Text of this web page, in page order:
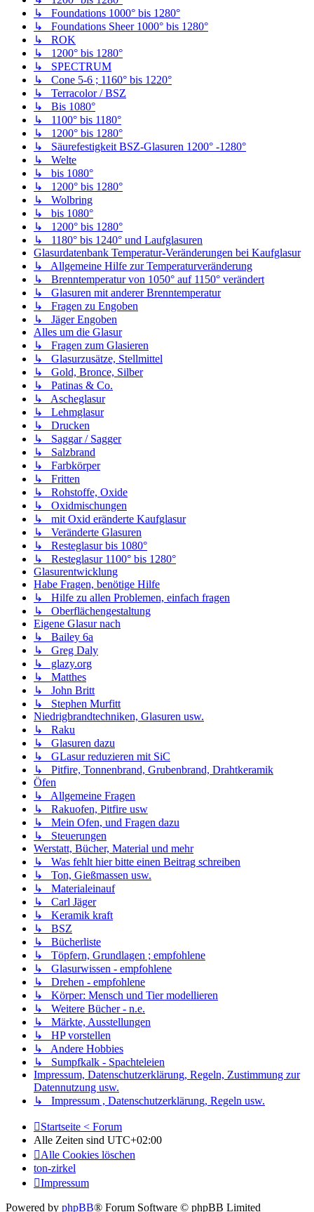
↳ Foundations 1000° bis 1280°
↳ Foundations Sheer 1000° bis 1280°
↳ ROK
↳ 1200° bis 1280°
↳ SPECTRUM
↳ Cone 5-6 ; 1160° bis 1220°
↳ Terracolor / BSZ
↳ Bis 1080°
↳ 1100° bis 1180°
↳ 1200° bis 1280°
↳ Säurefestigkeit BSZ-Glasuren 1200° -1280°
↳ Welte
↳ bis 1080°
↳ 1200° bis 1280°
↳ Wolbring
↳ bis 1080°
↳ 1200° bis 1280°
↳ 1180° bis 1240° und Laufglasuren
Glasurdatenbank Temperatur-Veränderungen bei Kaufglasur
↳ Allgemeine Hilfe zur Temperaturveränderung
↳ Brenntemperatur von 1050° auf 1150° verändert
↳ Glasuren mit anderer Brenntemperatur
↳ Fragen zu Engoben
↳ Jäger Engoben
Alles um die Glasur
↳ Fragen zum Glasieren
↳ Glasurzusätze, Stellmittel
↳ Gold, Bronce, Silber
↳ Patinas & Co.
↳ Ascheglasur
↳ Lehmglasur
↳ Drucken
↳ Saggar / Sagger
↳ Salzbrand
↳ Farbkörper
↳ Fritten
↳ Rohstoffe, Oxide
↳ Oxidmischungen
↳ mit Oxid eränderte Kaufglasur
↳ Veränderte Glasuren
↳ Resteglasur bis 1080°
↳ Resteglasur 1100° bis 1280°
Glasurentwicklung
Habe Fragen, benötige Hilfe
↳ Hilfe zu allen Problemen, einfach fragen
↳ Oberflächengestaltung
Eigene Glasur nach
↳ Bailey 6a
↳ Greg Daly
↳ glazy.org
↳ Matthes
↳ John Britt
↳ Stephen Murfitt
Niedrigbrandtechniken, Glasuren usw.
↳ Raku
↳ Glasuren dazu
↳ GLasur reduzieren mit SiC
↳ Pitfire, Tonnenbrand, Grubenbrand, Drahtkeramik
Öfen
↳ Allgemeine Fragen
↳ Rakuofen, Pitfire usw
↳ Mein Ofen, und Fragen dazu
↳ Steuerungen
Werstatt, Bücher, Material und mehr
↳ Was fehlt hier bitte einen Beitrag schreiben
↳ Ton, Gießmassen usw.
↳ Materialeinauf
↳ Carl Jäger
↳ Keramik kraft
↳ BSZ
↳ Bücherliste
↳ Töpfern, Grundlagen ; empfohlene
↳ Glasurwissen - empfohlene
↳ Drehen - empfohlene
↳ Körper: Mensch und Tier modellieren
↳ Weitere Bücher - n.e.
↳ Märkte, Ausstellungen
↳ HP vorstellen
↳ Andere Hobbies
↳ Sumpfkalk - Spachteleien
Impressum, Datenschutzerklärung, Regeln, Zustimmung zur
Datennutzung usw.
↳ Impressum , Datenschutzerklärung, Regeln usw.
Startseite < Forum
Alle Zeiten sind UTC+02:00
Alle Cookies löschen
ton-zirkel
Impressum
Powered by phpBB® Forum Software © phpBB Limited